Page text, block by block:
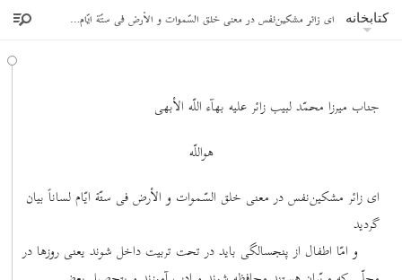
کتابخانه ای زائر مشکین‌نفس در معنی خلق السّموات و الأرض فی ستّة ایّام لساناً بیان گردید
جناب میرزا محمّد لبیب زائر علیه بهآء اللّه الأبهی
هواللّه
ای زائر مشکین‌نفس در معنی خلق السّموات و الأرض فی ستّة ایّام لساناً بیان
گردید
و امّا اطفال از پنجسالگی باید در تحت تربیت داخل شوند یعنی روزها در